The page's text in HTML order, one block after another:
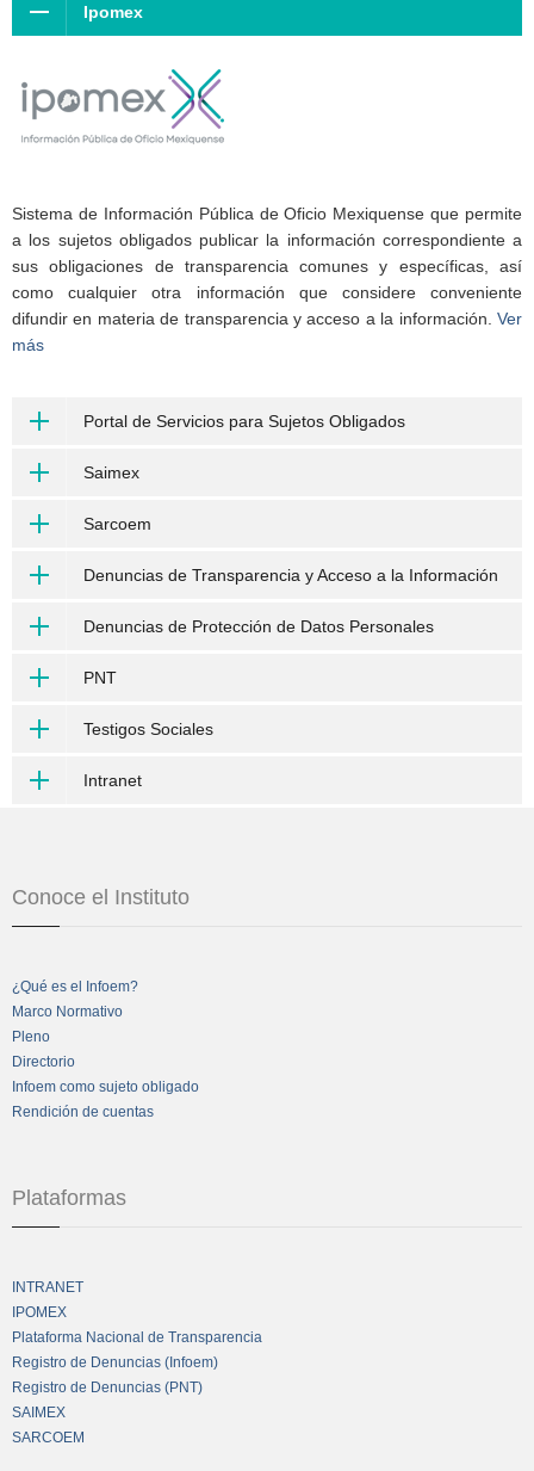
Ipomex
Sistema de Información Pública de Oficio Mexiquense que permite
a los sujetos obligados publicar la información correspondiente a
sus obligaciones de transparencia comunes y específicas, así
como cualquier otra información que considere conveniente
difundir en materia de transparencia y acceso a la información. Ver
más
Portal de Servicios para Sujetos Obligados
Saimex
Sarcoem
Denuncias de Transparencia y Acceso a la Información
Denuncias de Protección de Datos Personales
PNT
Testigos Sociales
Intranet
Conoce el Instituto
¿Qué es el Infoem?
Marco Normativo
Pleno
Directorio
Infoem como sujeto obligado
Rendición de cuentas
Plataformas
INTRANET
IPOMEX
Plataforma Nacional de Transparencia
Registro de Denuncias (Infoem)
Registro de Denuncias (PNT)
SAIMEX
SARCOEM